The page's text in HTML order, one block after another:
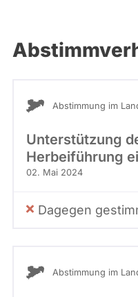
Abstimmung im
Unterstützung
Herbeiführung
02. Mai 2024
Dagegen
Abstimmung im